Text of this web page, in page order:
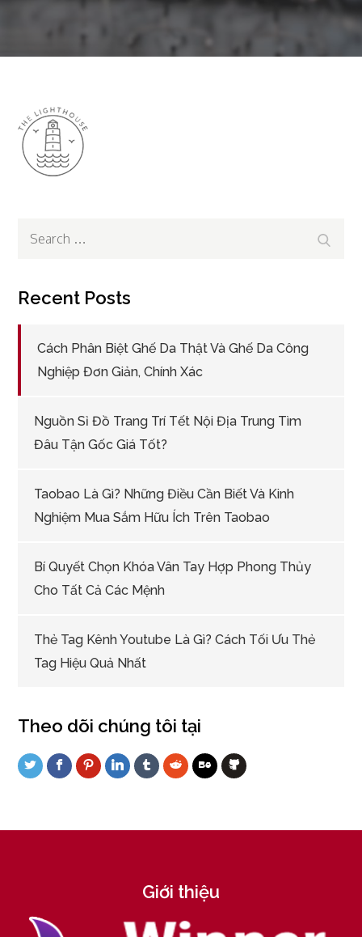
Search
Recent Posts
Cách Phân Biệt Ghế Da Thật Và Ghế Da Công
Nghiệp Đơn Giản, Chính Xác
Nguồn Sỉ Đồ Trang Trí Tết Nội Địa Trung Tìm
Đâu Tận Gốc Giá Tốt?
Taobao Là Gì? Những Điều Cần Biết Và Kinh
Nghiệm Mua Sắm Hữu Ích Trên Taobao
Bí Quyết Chọn Khóa Vân Tay Hợp Phong Thủy
Cho Tất Cả Các Mệnh
Thẻ Tag Kênh Youtube Là Gì? Cách Tối Ưu Thẻ
Tag Hiệu Quả Nhất
Theo dõi chúng tôi tại
Giới thiệu